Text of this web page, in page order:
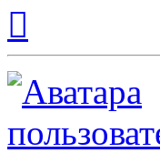
началу